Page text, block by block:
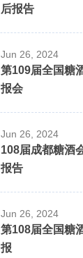
后报告
Jun 26, 2024
第109届全国糖
报会
Jun 26, 2024
108届成都糖
报告
Jun 26, 2024
第108届全国糖
报